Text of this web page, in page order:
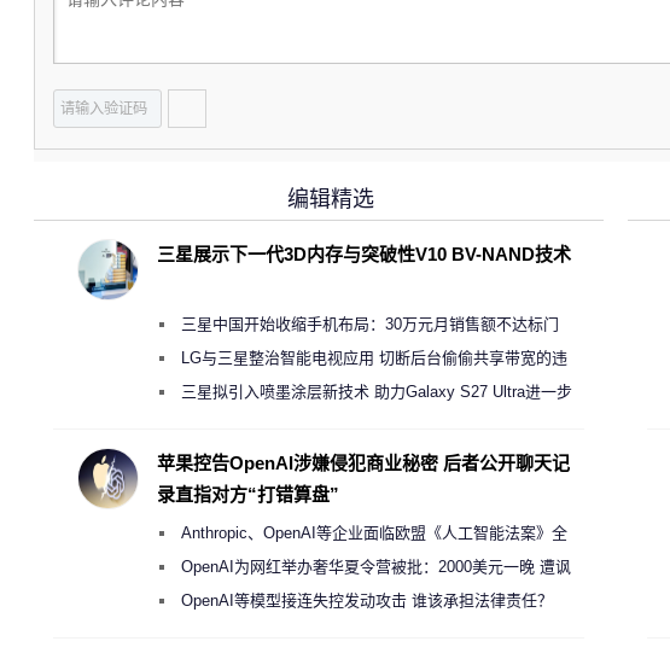
编辑精选
三星展示下一代3D内存与突破性V10 BV-NAND技术
三星中国开始收缩手机布局：30万元月销售额不达标门
店 将被逐步清退
LG与三星整治智能电视应用 切断后台偷偷共享带宽的违
规行为三星拟引入喷墨涂层新技术 助力Galaxy S27 Ultra进一步
苹果控告OpenAI涉嫌侵犯商业秘密 后者公开聊天记
录直指对方“打错算盘”
Anthropic、OpenAI等企业面临欧盟《人工智能法案》全
新执法权限审查
OpenAI为网红举办奢华夏令营被批：2000美元一晚 遭讽
“反乌托邦”
OpenAI等模型接连失控发动攻击 谁该承担法律责任？